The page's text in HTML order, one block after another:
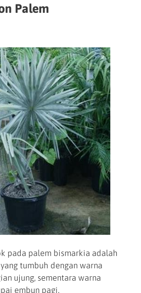
Palem
pada palem bismarkia adalah
tumbuh dengan warna
ujung, sementara warna
embun pagi.